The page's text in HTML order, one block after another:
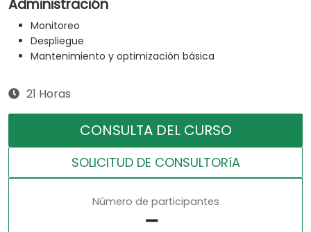
Administración
Monitoreo
Despliegue
Mantenimiento y optimización básica
21 Horas
CONSULTA DEL CURSO
SOLICITUD DE CONSULTORíA
Número de participantes